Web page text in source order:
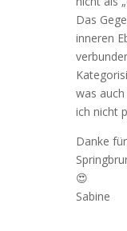
Das
inneren
was
ich nicht
Danke
😍
Sabine